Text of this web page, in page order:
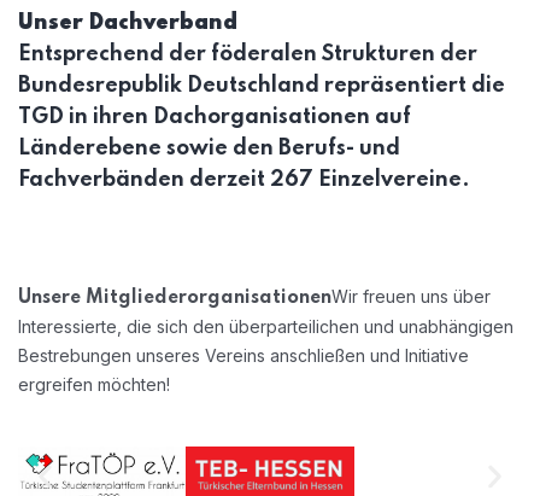
Unser Dachverband
Entsprechend der föderalen Strukturen der
Bundesrepublik Deutschland repräsentiert die
TGD in ihren Dachorganisationen auf
Länderebene sowie den Berufs- und
Fachverbänden derzeit 267 Einzelvereine.
Unsere MitgliederorganisationenWir freuen uns über
Interessierte, die sich den überparteilichen und unabhängigen
Bestrebungen unseres Vereins anschließen und Initiative
ergreifen möchten!